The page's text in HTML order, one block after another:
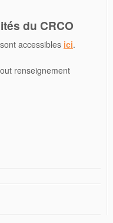
du CRCO
accessibles ici.
renseignement